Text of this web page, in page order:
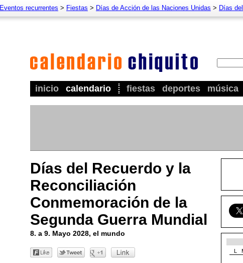
inicio calendario fiestas deportes música
Eventos recurrentes > Fiestas > Días de Acción de las Naciones Unidas > Días
Días del Recuerdo y la
Reconciliación
Conmemoración de la
Segunda Guerra Mundial
8. a 9. Mayo 2028, el mundo
L